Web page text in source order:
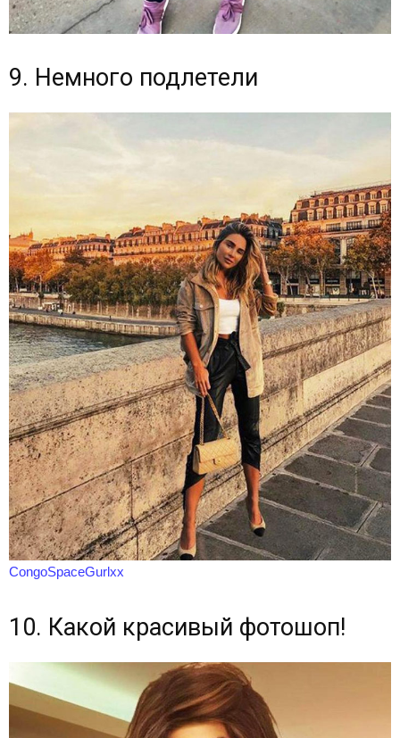
9. Немного подлетели
CongoSpaceGurlxx
10. Какой красивый фотошоп!